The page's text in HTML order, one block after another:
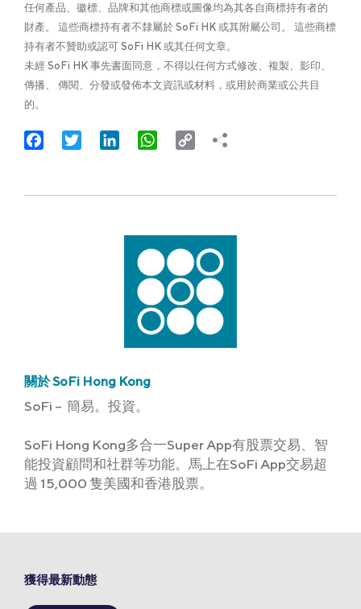
任何產品、徽標、品牌和其他商標或圖像均為其各自商標持有者的
財產。 這些商標持有者不隸屬於 SoFi HK 或其附屬公司。 這些商標
持有者不贊助或認可 SoFi HK 或其任何文章。
未經 SoFi HK 事先書面同意，不得以任何方式修改、複製、影印、
傳播、 傳閱、分發或發佈本文資訊或材料，或用於商業或公共目
的。
FacebookTwitter LinkedInWhatsApp
Copy
關於 SoFi Hong Kong
SoFi – 簡易。投資。
SoFi Hong Kong多合一Super App有股票交易、智
能投資顧問和社群等功能。馬上在SoFi App交易超
過 15,000 隻美國和香港股票。
獲得最新動態